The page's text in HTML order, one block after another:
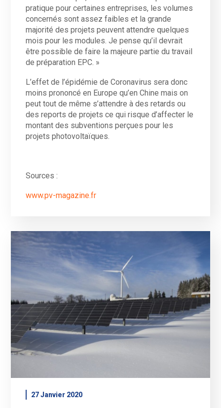
pratique pour certaines entreprises, les volumes
concernés sont assez faibles et la grande
majorité des projets peuvent attendre quelques
mois pour les modules. Je pense qu’il devrait
être possible de faire la majeure partie du travail
de préparation EPC. »
L’effet de l’épidémie de Coronavirus sera donc
moins prononcé en Europe qu’en Chine mais on
peut tout de même s’attendre à des retards ou
des reports de projets ce qui risque d’affecter le
montant des subventions perçues pour les
projets photovoltaïques.
Sources :
www.pv-magazine.fr
27 Janvier 2020